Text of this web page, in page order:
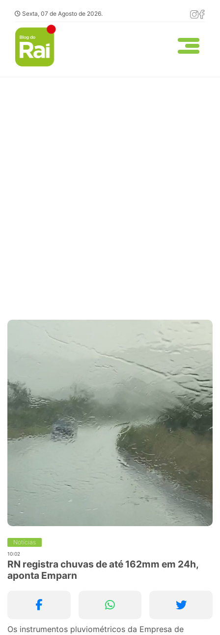
Sexta, 07 de Agosto de 2026.
Notícias
10:02
RN registra chuvas de até 162mm em 24h,
aponta Emparn
Os instrumentos pluviométricos da Empresa de